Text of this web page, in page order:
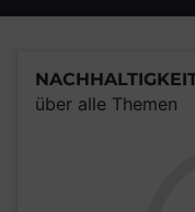
über alle Themen